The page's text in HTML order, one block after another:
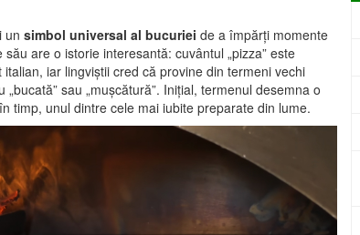
un simbol universal al bucuriei de a împărți momente
are o istorie interesantă: cuvântul „pizza” este
iar lingviștii cred că provine din termeni vechi
„bucată” sau „mușcătură”. Inițial, termenul desemna o
timp, unul dintre cele mai iubite preparate din lume.